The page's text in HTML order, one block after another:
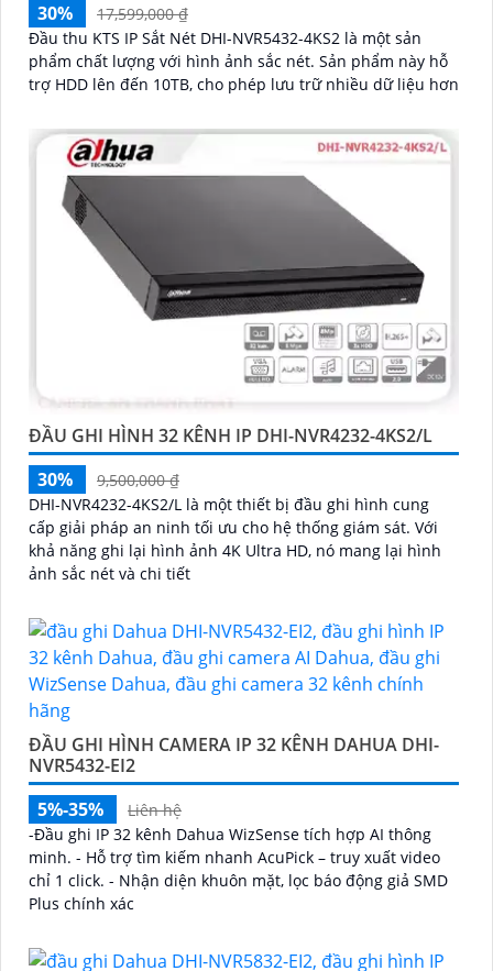
30%
17,599,000 ₫
Đầu thu KTS IP Sắt Nét DHI-NVR5432-4KS2 là một sản
phẩm chất lượng với hình ảnh sắc nét. Sản phẩm này hỗ
trợ HDD lên đến 10TB, cho phép lưu trữ nhiều dữ liệu hơn
ĐẦU GHI HÌNH 32 KÊNH IP DHI-NVR4232-4KS2/L
30%
9,500,000 ₫
DHI-NVR4232-4KS2/L là một thiết bị đầu ghi hình cung
cấp giải pháp an ninh tối ưu cho hệ thống giám sát. Với
khả năng ghi lại hình ảnh 4K Ultra HD, nó mang lại hình
ảnh sắc nét và chi tiết
ĐẦU GHI HÌNH CAMERA IP 32 KÊNH DAHUA DHI-
NVR5432-EI2
5%-35%
Liên hệ
-Đầu ghi IP 32 kênh Dahua WizSense tích hợp AI thông
minh. - Hỗ trợ tìm kiếm nhanh AcuPick – truy xuất video
chỉ 1 click. - Nhận diện khuôn mặt, lọc báo động giả SMD
Plus chính xác